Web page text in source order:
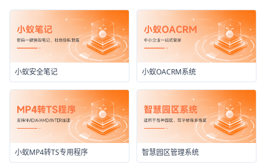
小蚁安全笔记 小蚁OACRM系统
小蚁MP4转TS专用程序 智慧园区管理系统